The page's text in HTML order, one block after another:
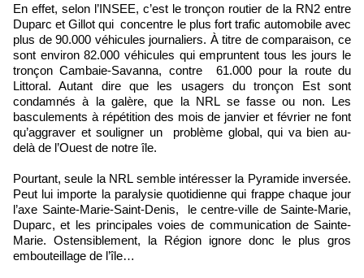
En effet, selon l’INSEE, c’est le tronçon routier de la RN2 entre
Duparc et Gillot qui concentre le plus fort trafic automobile avec
plus de 90.000 véhicules journaliers. À titre de comparaison, ce
sont environ 82.000 véhicules qui empruntent tous les jours le
tronçon Cambaie-Savanna, contre 61.000 pour la route du
Littoral. Autant dire que les usagers du tronçon Est sont
condamnés à la galère, que la NRL se fasse ou non. Les
basculements à répétition des mois de janvier et février ne font
qu’aggraver et souligner un problème global, qui va bien au-
delà de l’Ouest de notre île.
Pourtant, seule la NRL semble intéresser la Pyramide inversée.
Peut lui importe la paralysie quotidienne qui frappe chaque jour
l’axe Sainte-Marie-Saint-Denis, le centre-ville de Sainte-Marie,
Duparc, et les principales voies de communication de Sainte-
Marie. Ostensiblement, la Région ignore donc le plus gros
embouteillage de l’île…